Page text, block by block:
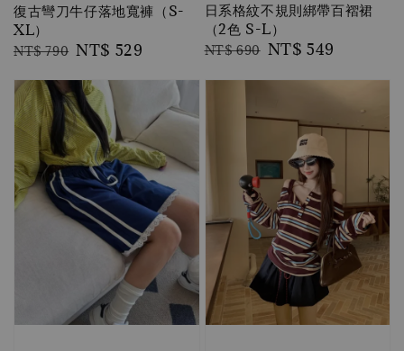
復古彎刀牛仔落地寬褲（S-
XL）
Regular
NT$ 790 Sale
NT$ 529
日系格紋不規則綁帶百褶裙
（2色 S-L）
Regular
NT$ 690 Sale
NT$ 549